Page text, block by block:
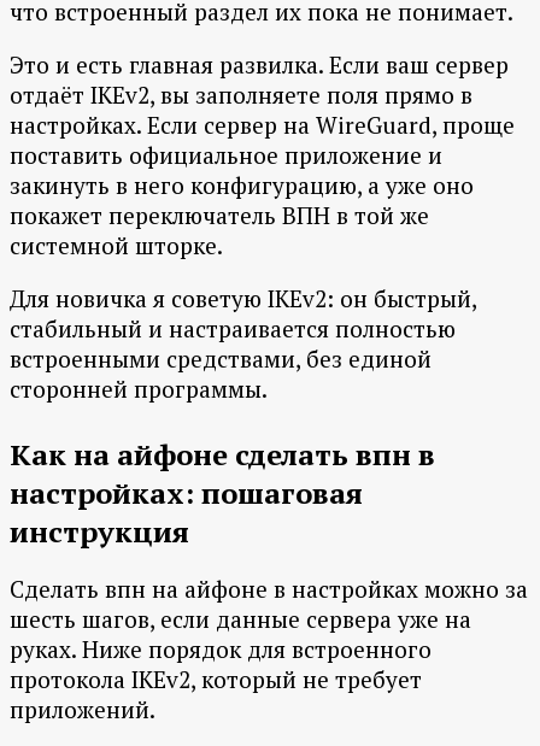
что встроенный раздел их пока не понимает.
Это и есть главная развилка. Если ваш сервер
отдаёт IKEv2, вы заполняете поля прямо в
настройках. Если сервер на WireGuard, проще
поставить официальное приложение и
закинуть в него конфигурацию, а уже оно
покажет переключатель ВПН в той же
системной шторке.
Для новичка я советую IKEv2: он быстрый,
стабильный и настраивается полностью
встроенными средствами, без единой
сторонней программы.
Как на айфоне сделать впн в
настройках: пошаговая
инструкция
Сделать впн на айфоне в настройках можно за
шесть шагов, если данные сервера уже на
руках. Ниже порядок для встроенного
протокола IKEv2, который не требует
приложений.